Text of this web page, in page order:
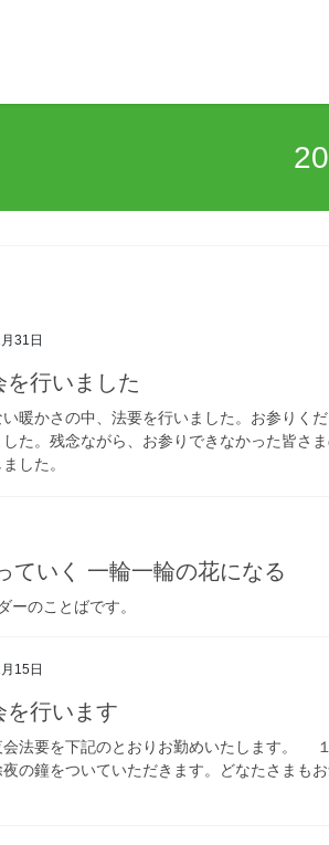
31日
を行いました
暖かさの中、法要を行いました。お参りく
した。残念ながら、お参りできなかった皆さ
した。
ていく 一輪一輪の花になる
ーのことばです。
15日
を行います
会法要を下記のとおりお勤めいたします。
の鐘をついていただきます。どなたさまもお